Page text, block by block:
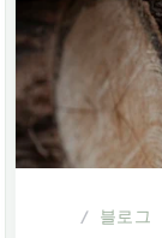
/ 블로그